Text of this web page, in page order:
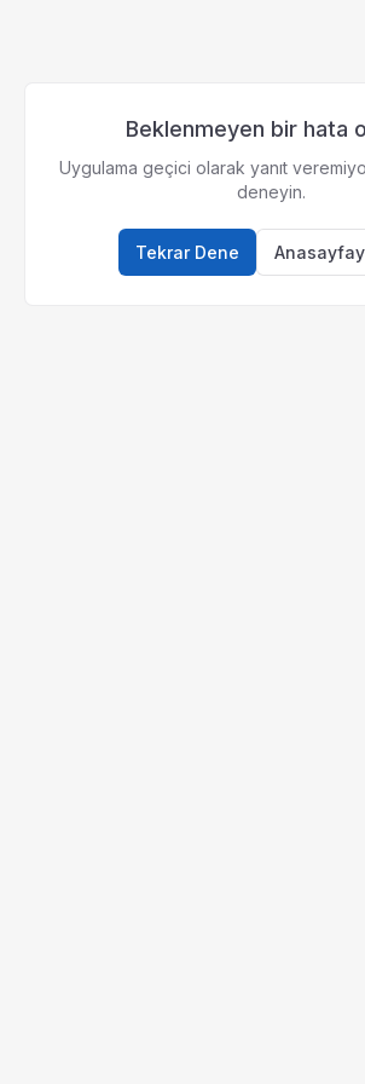
Beklenmeyen bir hata
Uygulama geçici olarak yanıt
deneyin.
Tekrar Dene